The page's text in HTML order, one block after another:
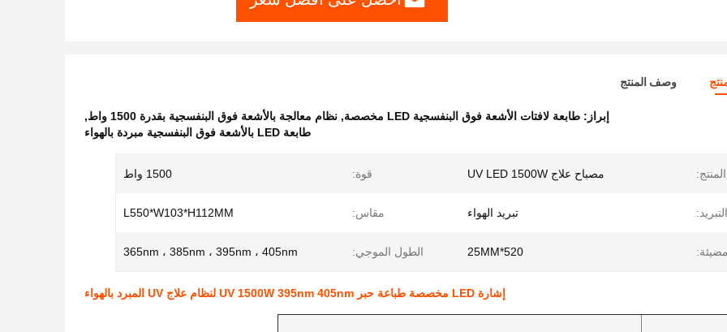
وصف المنتج
إبراز: طابعة لافتات الأشعة فوق البنفسجية LED مخصصة , نظام معالجة بالأشعة فوق البنفسجية بقدرة 1500 واط
,
طابعة LED بالأشعة فوق البنفسجية مبردة بالهواء
مصباح علاج UV LED 1500W قوة: 1500 واط
تبريد الهواء مقاس: L550*W103*H112MM
520*25MM الطول الموجي: 365nm ، 385nm ، 395nm ، 405nm
إشارة LED مخصصة طباعة حبر UV 1500W 395nm 405nm لنظام علاج UV المبرد بالهواء